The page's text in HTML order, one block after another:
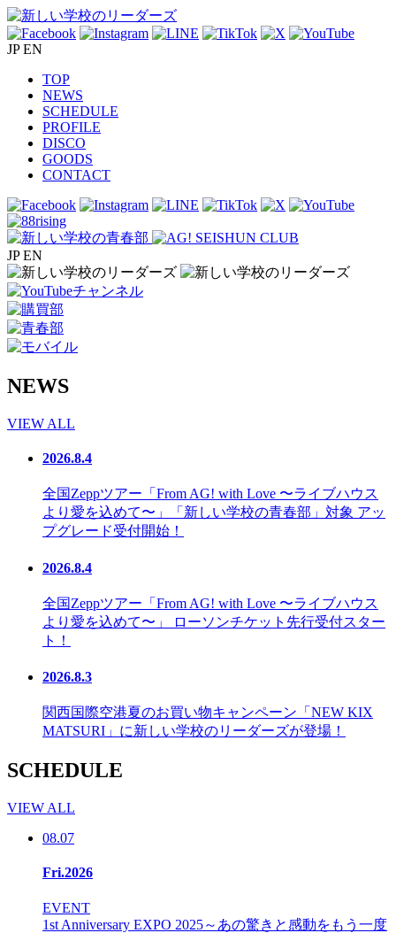
JP EN
TOP
NEWS
SCHEDULE
PROFILE
DISCO
GOODS
CONTACT
JP EN
NEWS
VIEW ALL
2026.8.4
全国Zeppツアー「From AG! with Love 〜ライブハウス
より愛を込めて〜」「新しい学校の青春部」対象 アッ
プグレード受付開始！
2026.8.4
全国Zeppツアー「From AG! with Love 〜ライブハウス
より愛を込めて〜」 ローソンチケット先行受付スター
ト！
2026.8.3
関西国際空港夏のお買い物キャンペーン「NEW KIX
MATSURI」に新しい学校のリーダーズが登場！
SCHEDULE
VIEW ALL
08.07
Fri.2026
EVENT
1st Anniversary EXPO 2025～あの驚きと感動をもう一度